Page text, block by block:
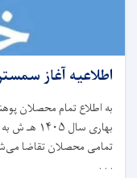
اطلاعیه آغاز سمستر
به اطلاع تمام محصلان
تمامی محصلان تقاضا
. . .